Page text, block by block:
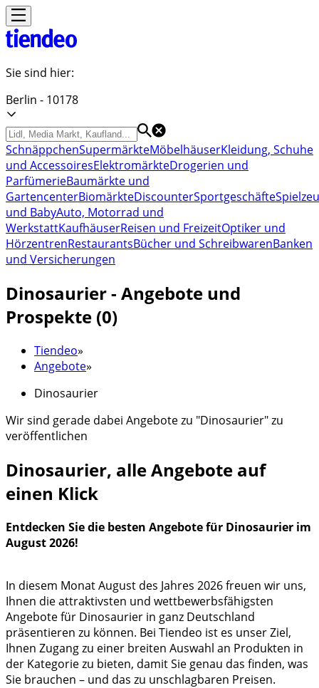
Sie sind hier:
Berlin - 10178
SchnäppchenSupermärkteMöbelhäuserKleidung, Schuhe
und AccessoiresElektromärkteDrogerien und
ParfümerieBaumärkte und
GartencenterBiomärkteDiscounterSportgeschäfte
und BabyAuto, Motorrad und
WerkstattKaufhäuserReisen und FreizeitOptiker und
HörzentrenRestaurantsBücher und SchreibwarenBanken
und Versicherungen
Dinosaurier - Angebote und
Prospekte (0)
Tiendeo»
Angebote»
Dinosaurier
Wir sind gerade dabei Angebote zu "Dinosaurier" zu
veröffentlichen
Dinosaurier, alle Angebote auf
einen Klick
Entdecken Sie die besten Angebote für Dinosaurier im
August 2026!
In diesem Monat August des Jahres 2026 freuen wir uns,
Ihnen die attraktivsten und wettbewerbsfähigsten
Angebote für Dinosaurier in ganz Deutschland
präsentieren zu können. Bei Tiendeo ist es unser Ziel,
Ihnen Zugang zu einer breiten Auswahl an Produkten in
der Kategorie zu bieten, damit Sie genau das finden, was
Sie brauchen – und das zu unschlagbaren Preisen.